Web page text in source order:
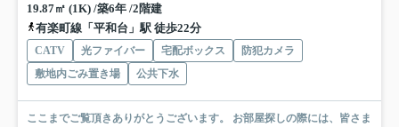
19.87㎡ (1K) /築6年 /2階建
有楽町線「平和台」駅 徒歩22分
CATV 光ファイバー 宅配ボックス
防犯カメラ
敷地内ごみ置き場
公共下水
ここまでご覧頂きありがとうございます。 お部屋探しの際には、皆さま